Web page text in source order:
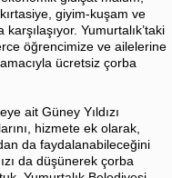
giyim-kuşam ve
Yumurtalık’taki
öğrencimize ve ailelerine
ücretsiz çorba
ait Güney Yıldızı
hizmete ek olarak,
da faydalanabileceğini
da düşünerek çorba